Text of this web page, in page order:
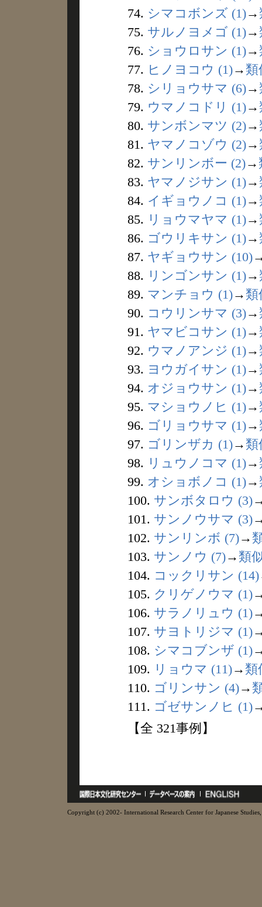
74. シマコボンズ (1)→
75. サルノヨメゴ (1)→
76. ショウロサン (1)→
77. ヒノヨコウ (1)→ 類
78. シリョウサマ (6)→
79. ウマノコドリ (1)→
80. サンボンマツ (2)→
81. ヤマノコゾウ (2)→
82. サンリンボー (2)→
83. ヤマノジサン (1)→
84. イギョウノコ (1)→
85. リョウマヤマ (1)→
86. ゴウリキサン (1)→
87. ヤギョウサン (10)
88. リンゴンサン (1)→
89. マンチョウ (1)→ 類
90. コウリンサマ (3)→
91. ヤマビコサン (1)→
92. ウマノアンジ (1)→
93. ヨウガイサン (1)→
94. オジョウサン (1)→
95. マショウノヒ (1)→
96. ゴリョウサマ (1)→
97. ゴリンザカ (1)→ 類
98. リュウノコマ (1)→
99. オショボノコ (1)→
100. サンボタロウ (3)
101. サンノウサマ (3)
102. サンリンボ (7)→
103. サンノウ (7)→ 類
104. コックリサン (14)
105. クリゲノウマ (1)
106. サラノリュウ (1)
107. サヨトリジマ (1)
108. シマコブンザ (1)
109. リョウマ (11)→ 類
110. ゴリンサン (4)→
111. ゴゼサンノヒ (1)
【全 321事例】
Copyright (c) 2002- International Research Center for Japanese